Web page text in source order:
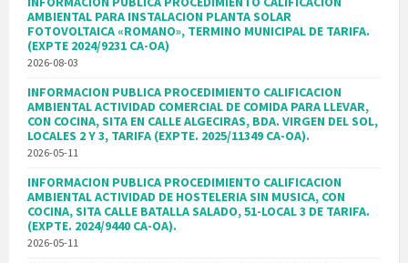
AMBIENTAL PARA INSTALACION PLANTA SOLAR
FOTOVOLTAICA «ROMANO», TERMINO MUNICIPAL DE TARIFA.
(EXPTE 2024/9231 CA-OA)
2026-08-03
INFORMACION PUBLICA PROCEDIMIENTO CALIFICACION
AMBIENTAL ACTIVIDAD COMERCIAL DE COMIDA PARA LLEVAR,
CON COCINA, SITA EN CALLE ALGECIRAS, BDA. VIRGEN DEL SOL,
LOCALES 2 Y 3, TARIFA (EXPTE. 2025/11349 CA-OA).
2026-05-11
INFORMACION PUBLICA PROCEDIMIENTO CALIFICACION
AMBIENTAL ACTIVIDAD DE HOSTELERIA SIN MUSICA, CON
COCINA, SITA CALLE BATALLA SALADO, 51-LOCAL 3 DE TARIFA.
(EXPTE. 2024/9440 CA-OA).
2026-05-11